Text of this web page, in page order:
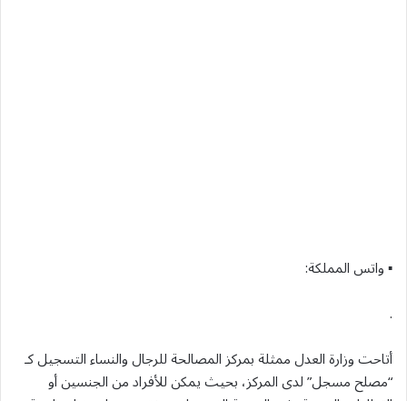
▪︎ واتس المملكة:
.
أتاحت وزارة العدل ممثلة بمركز المصالحة للرجال والنساء التسجيل كـ
“مصلح مسجل” لدى المركز، بحيث يمكن للأفراد من الجنسين أو